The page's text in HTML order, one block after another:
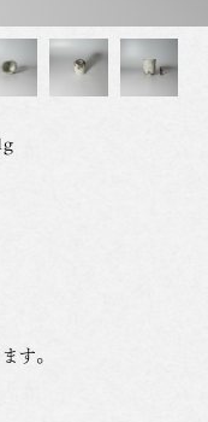
す。